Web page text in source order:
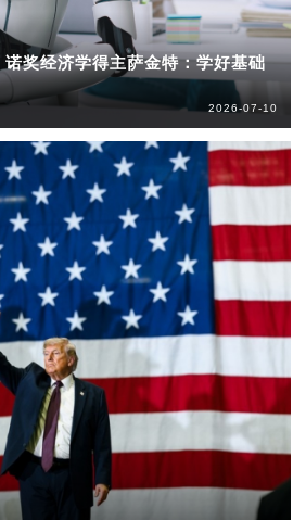
奖经济学得主萨金特：学好基础
2026-07-10